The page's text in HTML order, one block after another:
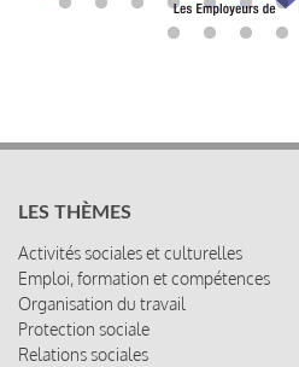
LES THÈMES
Activités sociales et culturelles
Emploi, formation et compétences
Organisation du travail
Protection sociale
Relations sociales